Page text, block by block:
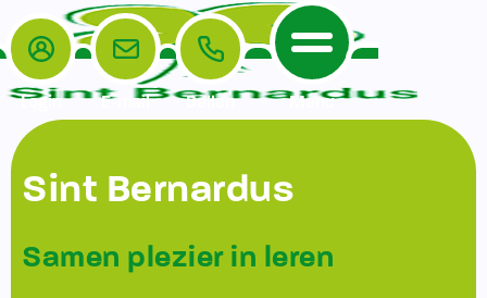
Home
De School
Veiligheidsplan
Het Team
Ouders
TussenSchoolse Opvang (TSO)
Login E-mail Bellen Menu
Sint Bernardus
Samen plezier in leren